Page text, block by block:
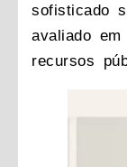
sofisticado
avaliado em
recursos